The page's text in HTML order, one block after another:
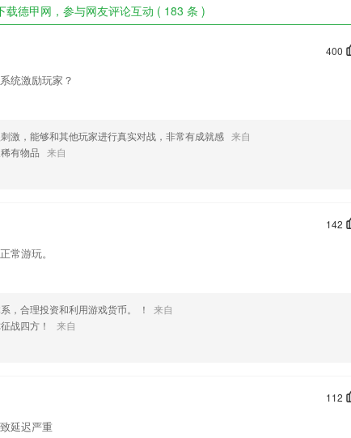
载德甲网，参与网友评论互动 ( 183 条 )
400
统激励玩家？
激，能够和其他玩家进行真实对战，非常有成就感 来自
有物品 来自
142
常游玩。
，合理投资和利用游戏货币。 ！
来自
战四方！
来自
112
延迟严重